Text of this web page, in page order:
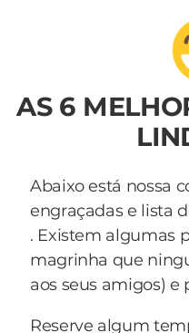
AS 6
Abaixo está nossa
engraçadas e lista
. Existem algumas
magrinha que
aos seus amigos) e
Reserve algum